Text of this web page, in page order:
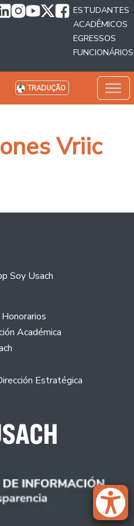
ESTUDANTES
ACADÊMICOS
EGRESSOS
FUNCIONÁRIOS
TRADUÇÃO
Vriic
Soy Usach
Académica
Estratégica